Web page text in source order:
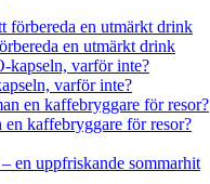
en utmärkt drink
varför inte?
kaffebryggare för resor?
en uppfriskande sommarhit